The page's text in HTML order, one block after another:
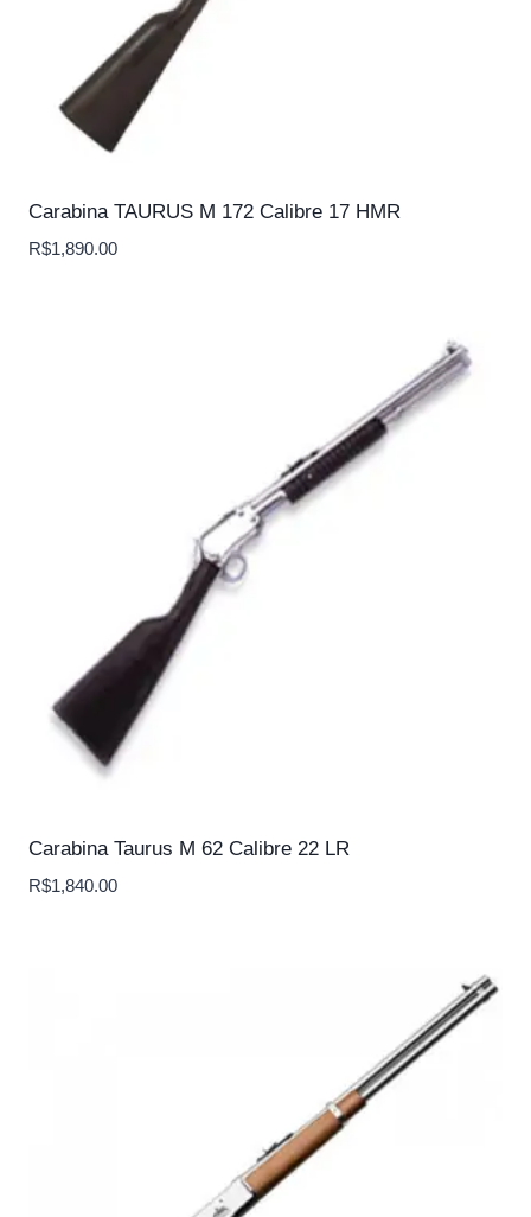
Carabina TAURUS M 172 Calibre 17 HMR
R$1,890.00
Carabina Taurus M 62 Calibre 22 LR
R$1,840.00